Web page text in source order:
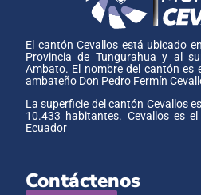
El cantón Cevallos está ubicado
Provincia de Tungurahua y al
Ambato. El nombre del cantón es
ambateño Don Pedro Fermín
La superficie del cantón Cevallos
10.433 habitantes. Cevallos es
Ecuador
Contáctenos